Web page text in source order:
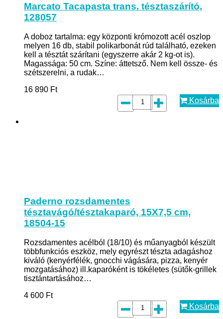
Marcato Tacapasta trans. tésztaszárító,
128057
A doboz tartalma: egy központi krómozott acél oszlop
melyen 16 db, stabil polikarbonát rúd található, ezeken
kell a tésztát szárítani (egyszerre akár 2 kg-ot is).
Magassága: 50 cm. Színe: áttetsző. Nem kell össze- és
szétszerelni, a rudak…
16 890 Ft
Kosárba
Paderno rozsdamentes
tésztavágó/tésztakaparó, 15X7,5 cm,
18504-15
Rozsdamentes acélból (18/10) és műanyagból készült
többfunkciós eszköz, mely egyrészt tészta adagáshoz
kiváló (kenyérfélék, gnocchi vágására, pizza, kenyér
mozgatásához) ill.kaparóként is tökéletes (sütők-grillek
tisztántartásához…
4 600 Ft
Kosárba